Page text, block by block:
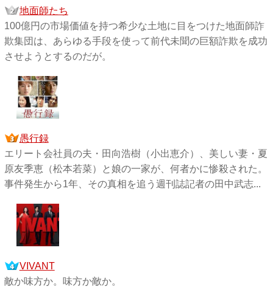
地面師たち
100億円の市場価値を持つ希少な土地に目をつけた地面師詐
欺集団は、あらゆる手段を使って前代未聞の巨額詐欺を成功
させようとするのだが。
愚行録
エリート会社員の夫・田向浩樹（小出恵介）、美しい妻・夏
原友季恵（松本若菜）と娘の一家が、何者かに惨殺された。
事件発生から1年、その真相を追う週刊誌記者の田中武志...
VIVANT
敵か味方か。味方か敵か。